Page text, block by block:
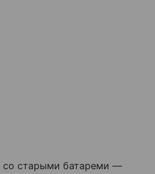
старыми батареми —